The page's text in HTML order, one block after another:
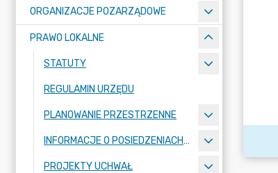
ORGANIZACJE POZARZĄDOWE
PRAWO LOKALNE
STATUTY
REGULAMIN URZĘDU
PLANOWANIE PRZESTRZENNE
INFORMACJE O POSIEDZENIACH KOMISJI
PROJEKTY UCHWAŁ